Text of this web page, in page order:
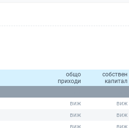
общо
приходи
собствен
капитал